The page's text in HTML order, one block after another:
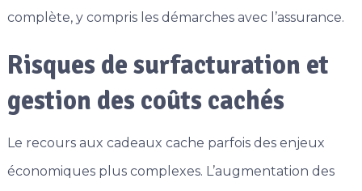
complète, y compris les démarches avec l’assurance.
Risques de surfacturation et
gestion des coûts cachés
Le recours aux cadeaux cache parfois des enjeux
économiques plus complexes. L’augmentation des